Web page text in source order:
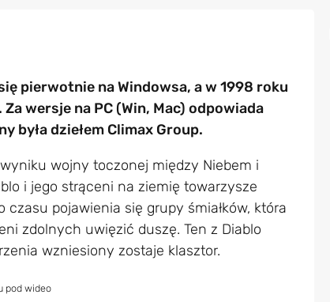
pierwotnie na Windowsa, a w 1998 roku
wersje na PC (Win, Mac) odpowiada
była dziełem Climax Group.
wojny toczonej między Niebem i
i jego strąceni na ziemię towarzysze
pojawienia się grupy śmiałków, która
zdolnych uwięzić duszę. Ten z Diablo
wzniesiony zostaje klasztor.
pod wideo